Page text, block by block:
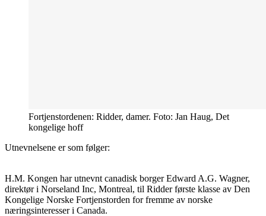
Fortjenstordenen: Ridder, damer. Foto: Jan Haug, Det
kongelige hoff
Utnevnelsene er som følger:
H.M. Kongen har utnevnt canadisk borger Edward A.G. Wagner,
direktør i Norseland Inc, Montreal, til Ridder første klasse av Den
Kongelige Norske Fortjenstorden for fremme av norske
næringsinteresser i Canada.